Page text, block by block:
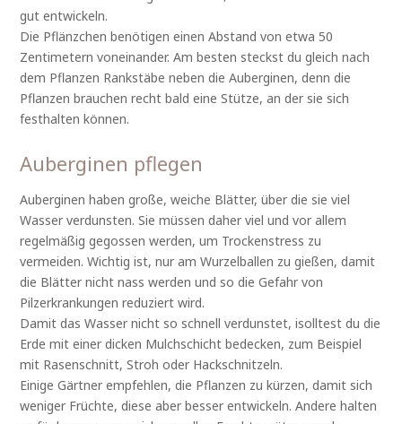
gut entwickeln.
Die Pflänzchen benötigen einen Abstand von etwa 50
Zentimetern voneinander. Am besten steckst du gleich nach
dem Pflanzen Rankstäbe neben die Auberginen, denn die
Pflanzen brauchen recht bald eine Stütze, an der sie sich
festhalten können.
Auberginen pflegen
Auberginen haben große, weiche Blätter, über die sie viel
Wasser verdunsten. Sie müssen daher viel und vor allem
regelmäßig gegossen werden, um Trockenstress zu
vermeiden. Wichtig ist, nur am Wurzelballen zu gießen, damit
die Blätter nicht nass werden und so die Gefahr von
Pilzerkrankungen reduziert wird.
Damit das Wasser nicht so schnell verdunstet, isolltest du die
Erde mit einer dicken Mulchschicht bedecken, zum Beispiel
mit Rasenschnitt, Stroh oder Hackschnitzeln.
Einige Gärtner empfehlen, die Pflanzen zu kürzen, damit sich
weniger Früchte, diese aber besser entwickeln. Andere halten